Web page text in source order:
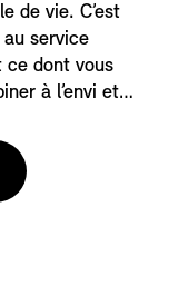
de vie. C’est
service
ce dont vous
à l’envi et
prochaine